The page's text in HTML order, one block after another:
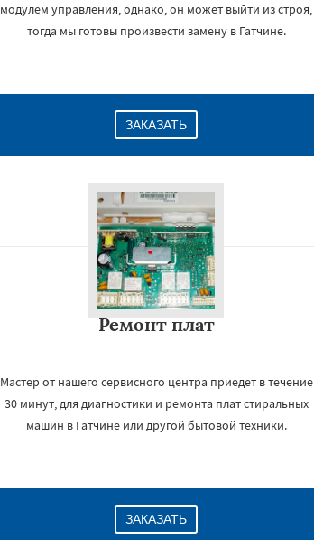
модулем управления, однако, он может выйти из строя,
тогда мы готовы произвести замену в Гатчине.
ЗАКАЗАТЬ
Ремонт плат
Мастер от нашего сервисного центра приедет в течение
30 минут, для диагностики и ремонта плат стиральных
машин в Гатчине или другой бытовой техники.
ЗАКАЗАТЬ